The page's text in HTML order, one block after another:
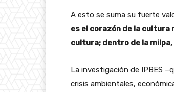
A esto se suma su fuerte
es el corazón de la
cultura; dentro de la
La investigación de IPBES
crisis ambientales,